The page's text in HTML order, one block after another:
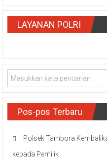
LAYANAN POLRI
Pos-pos Terbaru
Polsek Tambora
kepada Pemilik